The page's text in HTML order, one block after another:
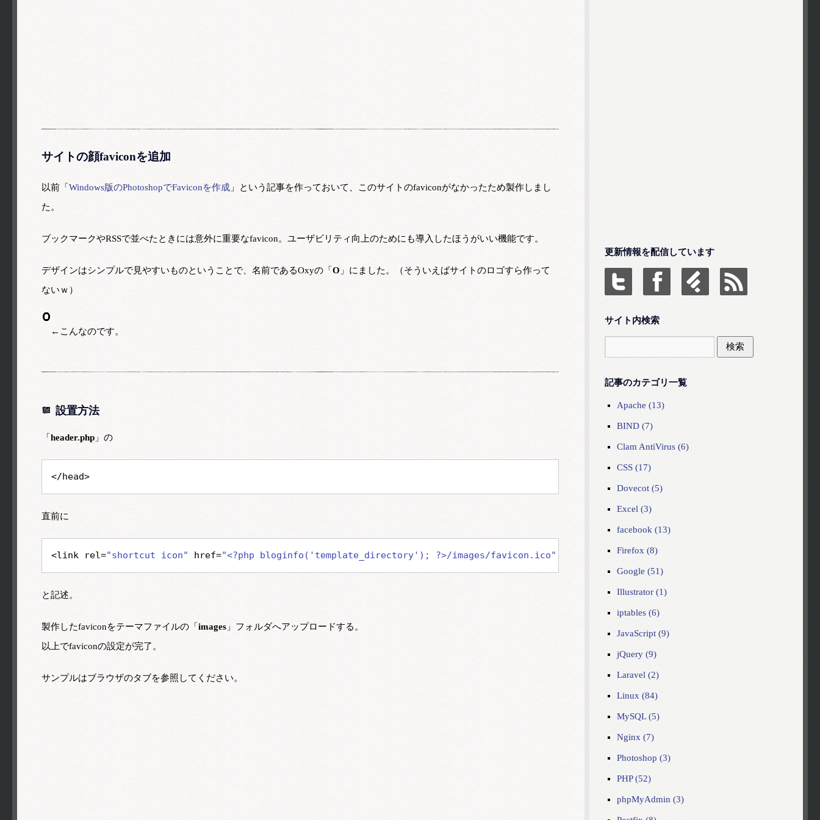
サイトの顔faviconを追加
以前「 Windows版のPhotoshopでFaviconを作成 」という記事を作っておいて、このサイトのfaviconがなかったため製作しまし
た。
ブックマークやRSSで並べたときには意外に重要なfavicon。ユーザビリティ向上のためにも導入したほうがいい機能です。
デザインはシンプルで見やすいものということで、名前であるOxyの「 O 」にました。（そういえばサイトのロゴすら作って
ないｗ）
←こんなのです。
設置方法
「 header.php 」の
</head>
直前に
<link rel="shortcut icon" href="<?php bloginfo('template_directory'); ?>/images/favicon.ico"
と記述。
製作したfaviconをテーマファイルの「 images 」フォルダへアップロードする。
以上でfaviconの設定が完了。
サンプルはブラウザのタブを参照してください。
更新情報を配信しています
サイト内検索
記事のカテゴリ一覧
Apache (13)
BIND (7)
Clam AntiVirus (6)
CSS (17)
Dovecot (5)
Excel (3)
facebook (13)
Firefox (8)
Google (51)
Illustrator (1)
iptables (6)
JavaScript (9)
jQuery (9)
Laravel (2)
Linux (84)
MySQL (5)
Nginx (7)
Photoshop (3)
PHP (52)
phpMyAdmin (3)